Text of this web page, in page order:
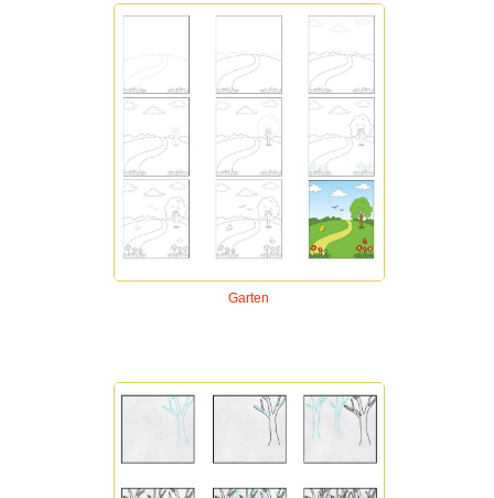
Garten